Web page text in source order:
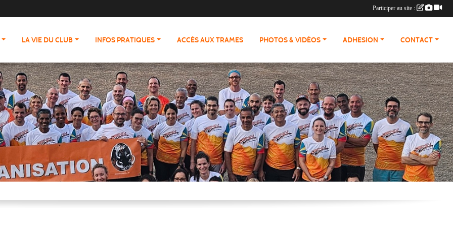
LA VIE DU CLUB INFOS PRATIQUES ACCÈS AUX TRAMES PHOTOS & VIDÉOS ADHESION CONTACT
Participer au site :